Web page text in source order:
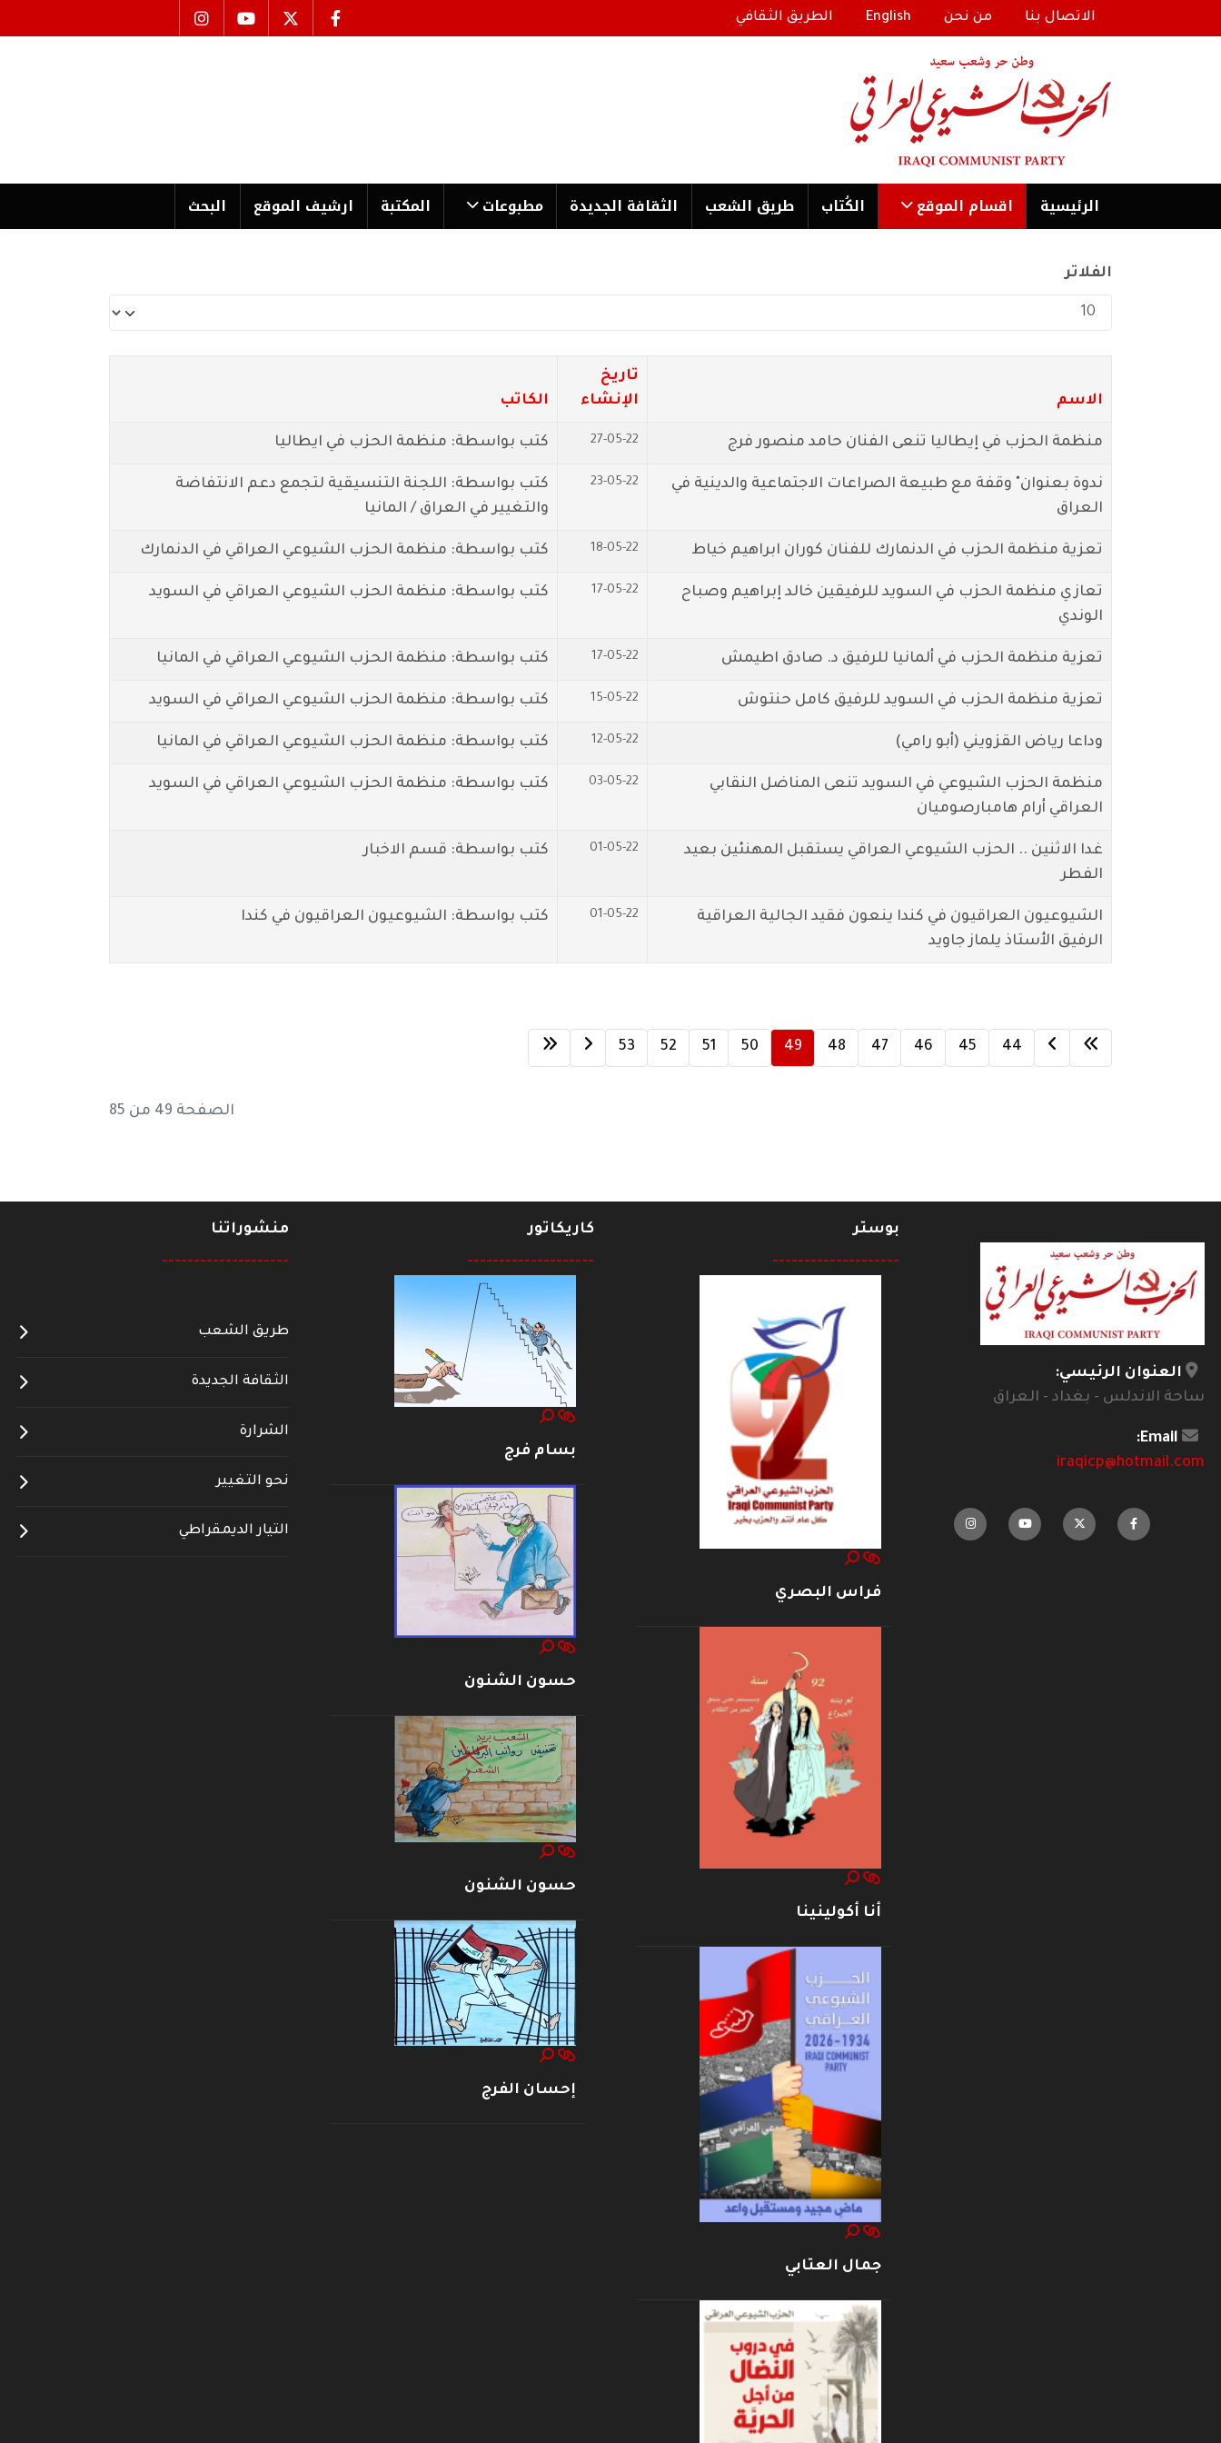
الاتصال بنا من نحن English الطريق الثقافي
الرئیسية اقسام الموقع الكُتاب طریق الشعب الثقافة الجدیدة مطبوعات المكتبة ارشیف الموقع البحث
الفلاتر
عدد الإظهارات:
الاسم
تاريخ
الإنشاء
الكاتب
منظمة الحزب في إيطاليا تنعى الفنان حامد منصور فرج 27-05-22 كتب بواسطة: منظمة الحزب في ايطاليا
ندوة بعنوان" وقفة مع طبيعة الصراعات الاجتماعية والدينية في
العراق
23-05-22
كتب بواسطة: اللجنة التنسيقية لتجمع دعم الانتفاضة
والتغيير في العراق / المانيا
تعزية منظمة الحزب في الدنمارك للفنان كوران ابراهيم خياط 18-05-22 كتب بواسطة: منظمة الحزب الشيوعي العراقي في الدنمارك
تعازي منظمة الحزب في السويد للرفيقين خالد إبراهيم وصباح
الوندي
17-05-22 كتب بواسطة: منظمة الحزب الشيوعي العراقي في السويد
تعزية منظمة الحزب في ألمانيا للرفيق د. صادق اطيمش 17-05-22 كتب بواسطة: منظمة الحزب الشيوعي العراقي في المانيا
تعزية منظمة الحزب في السويد للرفيق كامل حنتوش 15-05-22 كتب بواسطة: منظمة الحزب الشيوعي العراقي في السويد
وداعا رياض القزويني (أبو رامي) 12-05-22 كتب بواسطة: منظمة الحزب الشيوعي العراقي في المانيا
منظمة الحزب الشيوعي في السويد تنعى المناضل النقابي
العراقي أرام هامبارصوميان
03-05-22 كتب بواسطة: منظمة الحزب الشيوعي العراقي في السويد
غدا الاثنين .. الحزب الشيوعي العراقي يستقبل المهنئين بعيد
الفطر
01-05-22 كتب بواسطة: قسم الاخبار
الشيوعيون العراقيون في كندا ينعون فقيد الجالية العراقية
الرفيق الأستاذ يلماز جاويد
01-05-22 كتب بواسطة: الشيوعيون العراقيون في كندا
44
45
46
47
48
49
50
51
52
53
الصفحة 49 من 85
العنوان الرئيسي:
ساحة الاندلس - بغداد - العراق
Email:
iraqicp@hotmail.com
بوستر
--------------------
فراس البصري
أنا أكولينينا
جمال العتابي
كاريكاتور
--------------------
بسام فرج
حسون الشنون
حسون الشنون
إحسان الفرج
منشوراتنا
--------------------
طريق الشعب
الثقافة الجديدة
الشرارة
نحو التغيير
التيار الديمقراطي